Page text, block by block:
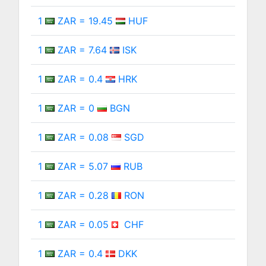
1 ZAR = 19.45 HUF
1 ZAR = 7.64 ISK
1 ZAR = 0.4 HRK
1 ZAR = 0 BGN
1 ZAR = 0.08 SGD
1 ZAR = 5.07 RUB
1 ZAR = 0.28 RON
1 ZAR = 0.05 CHF
1 ZAR = 0.4 DKK